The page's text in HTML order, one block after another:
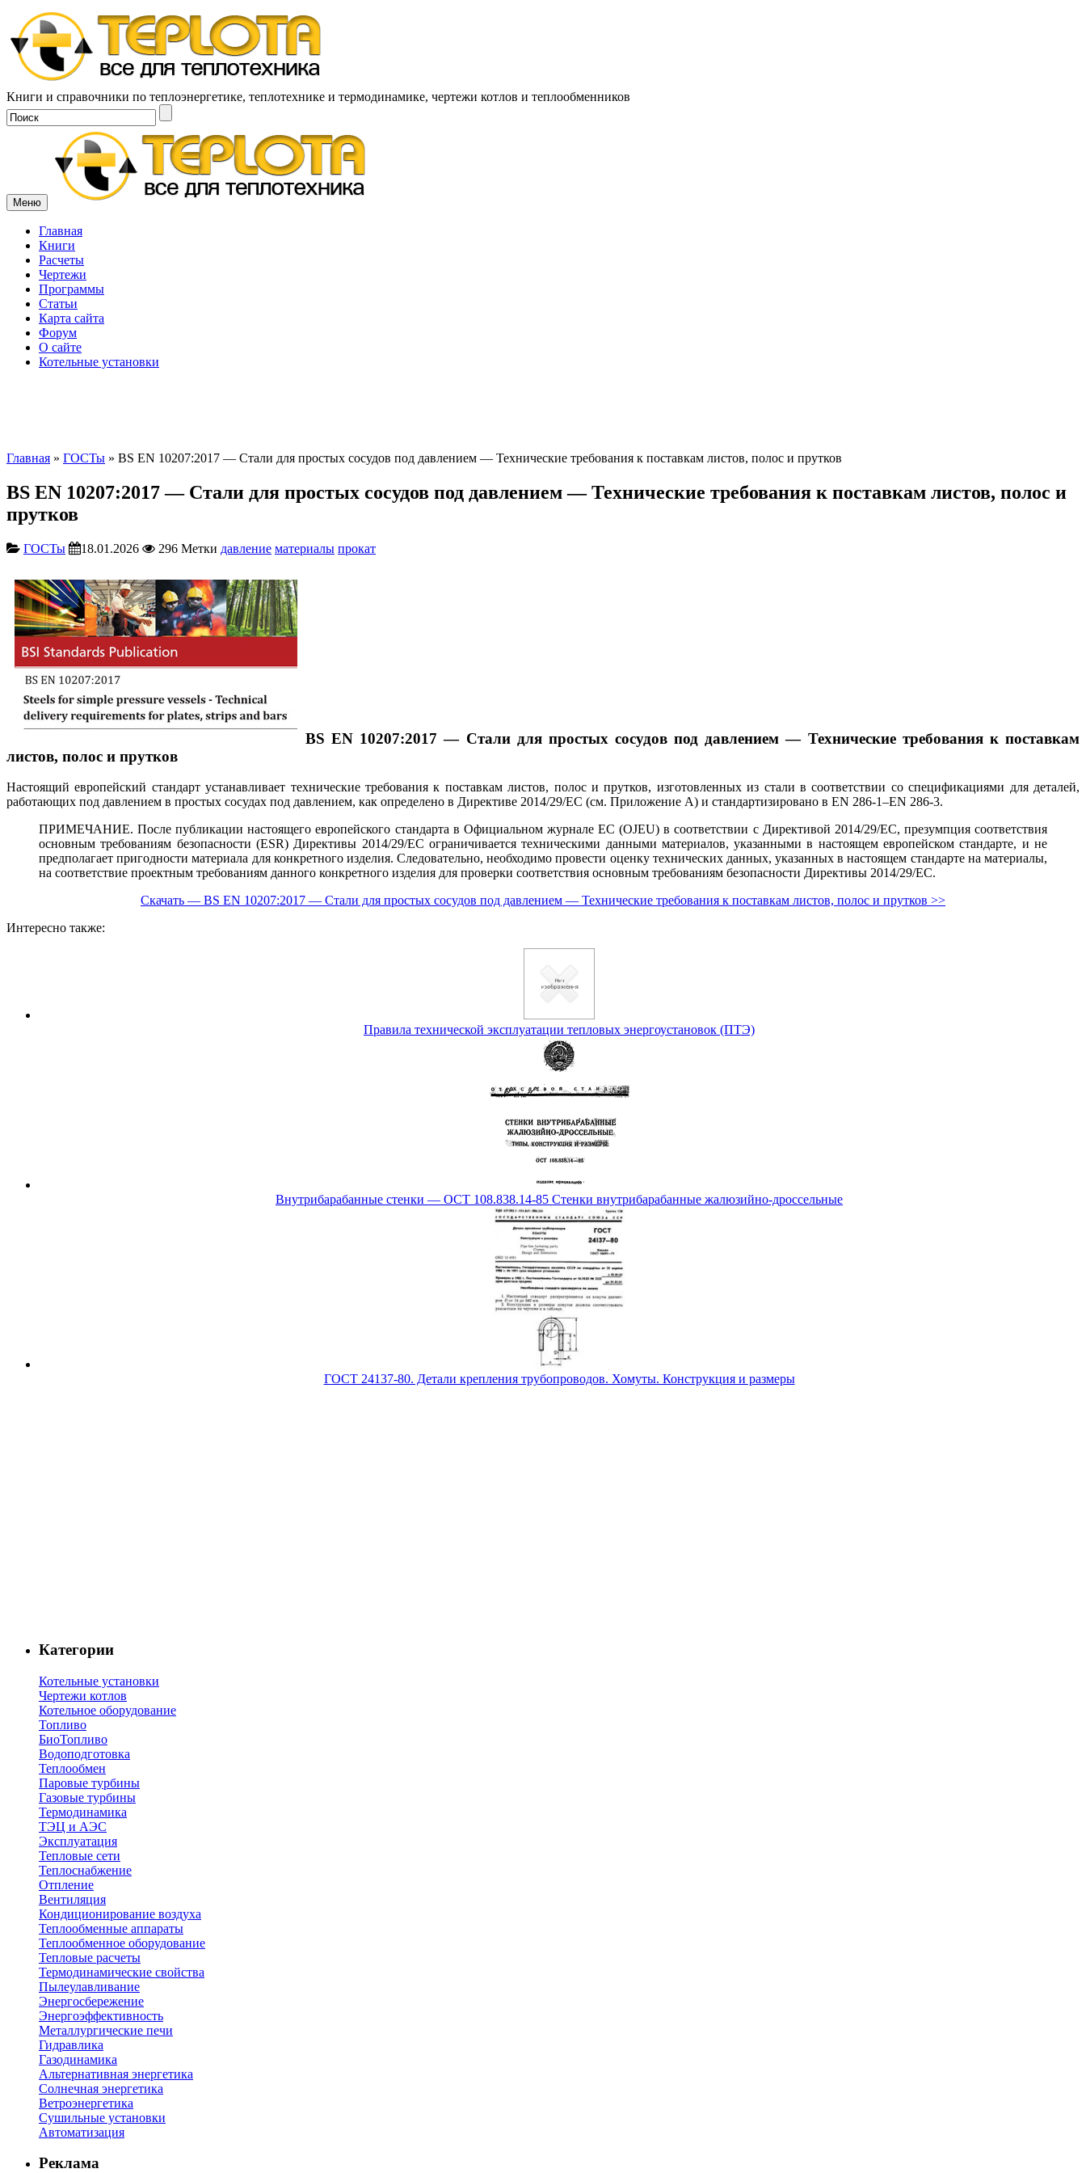
Книги и справочники по теплоэнергетике, теплотехнике и термодинамике, чертежи котлов и теплообменников
Меню
Главная
Книги
Расчеты
Чертежи
Программы
Статьи
Карта сайта
Форум
О сайте
Котельные установки
Главная » ГОСТы » BS EN 10207:2017 — Стали для простых сосудов под давлением — Технические требования к поставкам листов, полос и прутков
BS EN 10207:2017 — Стали для простых сосудов под давлением — Технические требования к поставкам листов, полос и
прутков
ГОСТы 18.01.2026 296 Метки давление материалы прокат
BS EN 10207:2017 — Стали для простых сосудов под давлением — Технические требования к поставкам
листов, полос и прутков
Настоящий европейский стандарт устанавливает технические требования к поставкам листов, полос и прутков, изготовленных из стали в соответствии со спецификациями для деталей,
работающих под давлением в простых сосудах под давлением, как определено в Директиве 2014/29/ЕС (см. Приложение А) и стандартизировано в EN 286-1–EN 286-3.
ПРИМЕЧАНИЕ. После публикации настоящего европейского стандарта в Официальном журнале ЕС (OJEU) в соответствии с Директивой 2014/29/ЕС, презумпция соответствия
основным требованиям безопасности (ESR) Директивы 2014/29/ЕС ограничивается техническими данными материалов, указанными в настоящем европейском стандарте, и не
предполагает пригодности материала для конкретного изделия. Следовательно, необходимо провести оценку технических данных, указанных в настоящем стандарте на материалы,
на соответствие проектным требованиям данного конкретного изделия для проверки соответствия основным требованиям безопасности Директивы 2014/29/ЕС.
Скачать — BS EN 10207:2017 — Стали для простых сосудов под давлением — Технические требования к поставкам листов, полос и прутков >>
Интересно также:
Правила технической эксплуатации тепловых энергоустановок (ПТЭ)
Внутрибарабанные стенки — ОСТ 108.838.14-85 Стенки внутрибарабанные жалюзийно-дроссельные
ГОСТ 24137-80. Детали крепления трубопроводов. Хомуты. Конструкция и размеры
Категории
Котельные установки
Чертежи котлов
Котельное оборудование
Топливо
БиоТопливо
Водоподготовка
Теплообмен
Паровые турбины
Газовые турбины
Термодинамика
ТЭЦ и АЭС
Эксплуатация
Тепловые сети
Теплоснабжение
Отпление
Вентиляция
Кондиционирование воздуха
Теплообменные аппараты
Теплообменное оборудование
Тепловые расчеты
Термодинамические свойства
Пылеулавливание
Энергосбережение
Энергоэффективность
Металлургические печи
Гидравлика
Газодинамика
Альтернативная энергетика
Солнечная энергетика
Ветроэнергетика
Сушильные установки
Автоматизация
Реклама